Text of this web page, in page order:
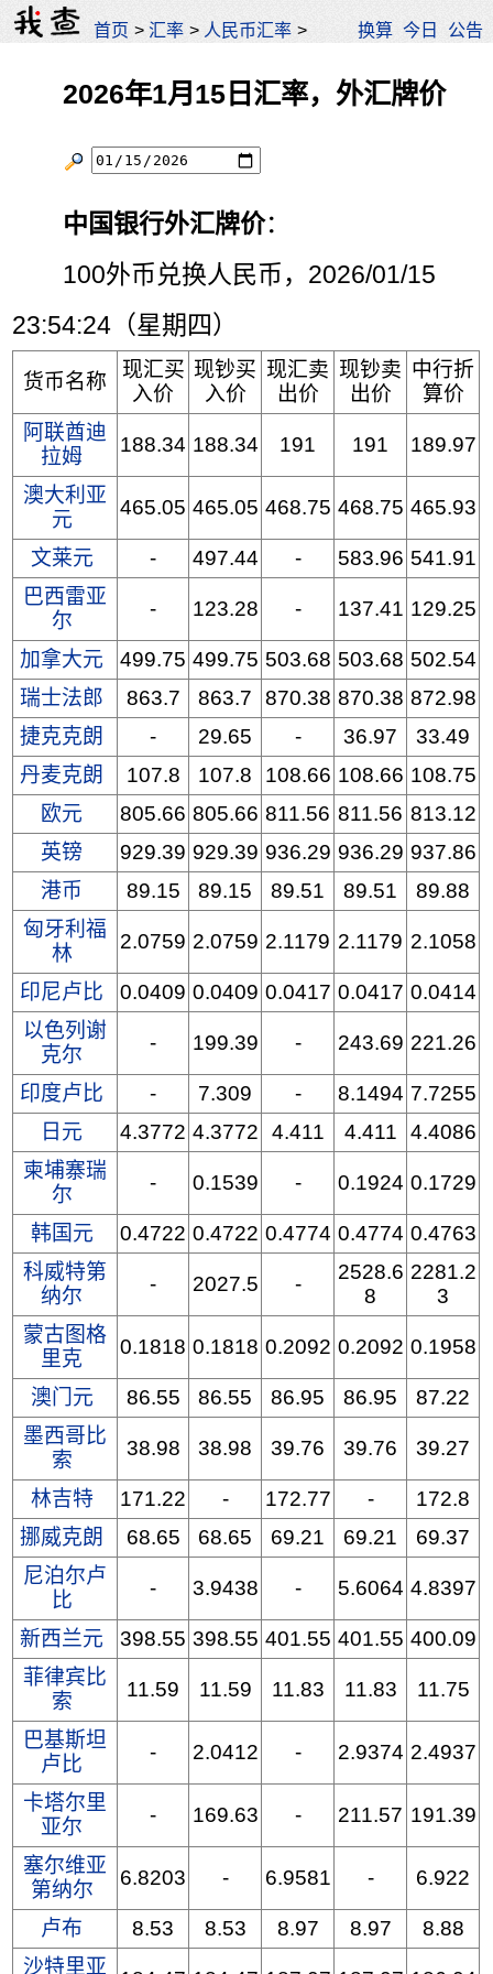
首页 >汇率 > 人民币汇率 > 换算 今日 公告
2026年1月15日汇率，外汇牌价
中国银行外汇牌价：
100外币兑换人民币，2026/01/15
23:54:24（星期四）
货币名称
现汇买
入价
现钞买
入价
现汇卖
出价
现钞卖
出价
中行折
算价
阿联酋迪
拉姆
188.34 188.34 191 191 189.97
澳大利亚
元
465.05 465.05 468.75 468.75 465.93
文莱元 - 497.44 - 583.96 541.91
巴西雷亚
尔
- 123.28 - 137.41 129.25
加拿大元 499.75 499.75 503.68 503.68 502.54
瑞士法郎
863.7 863.7 870.38 870.38 872.98
捷克克朗
- 29.65 - 36.97
33.49
丹麦克朗
107.8 107.8 108.66 108.66 108.75
欧元
805.66 805.66 811.56 811.56 813.12
英镑
929.39 929.39 936.29 936.29 937.86
港币
89.15 89.15 89.51 89.51
89.88
匈牙利福
林
2.0759 2.0759 2.1179 2.1179 2.1058
印尼卢比 0.0409 0.0409 0.0417 0.0417 0.0414
以色列谢
克尔
- 199.39 - 243.69 221.26
印度卢比 - 7.309 - 8.1494 7.7255
日元
4.3772 4.3772 4.411 4.411
4.4086
柬埔寨瑞
尔
- 0.1539 - 0.1924 0.1729
韩国元 0.4722 0.4722 0.4774 0.4774 0.4763
科威特第
纳尔
- 2027.5 -
2528.6
8
2281.2
3
蒙古图格
里克
0.1818 0.1818 0.2092 0.2092 0.1958
澳门元 86.55 86.55 86.95 86.95
87.22
墨西哥比
索
38.98 38.98 39.76 39.76 39.27
林吉特 171.22 - 172.77 -
172.8
挪威克朗
68.65 68.65 69.21 69.21
69.37
尼泊尔卢
比
- 3.9438 - 5.6064 4.8397
新西兰元 398.55 398.55 401.55 401.55 400.09
菲律宾比
索
11.59 11.59 11.83 11.83 11.75
巴基斯坦
卢比
- 2.0412 - 2.9374 2.4937
卡塔尔里
亚尔
- 169.63 - 211.57 191.39
塞尔维亚
第纳尔
6.8203 - 6.9581 - 6.922
卢布 8.53 8.53 8.97 8.97
8.88
沙特里亚